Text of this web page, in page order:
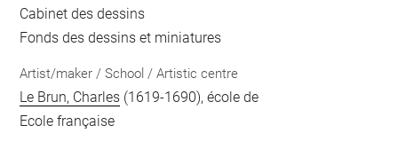
Cabinet des dessins
Fonds des dessins et miniatures
Artist/maker / School / Artistic centre
Le Brun, Charles (1619-1690), école de
Ecole française